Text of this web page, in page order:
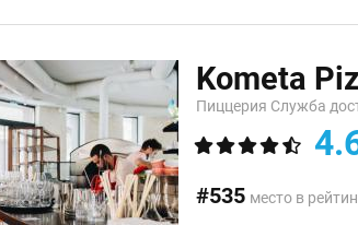
Kometa
Пиццерия Служба
#535 место в